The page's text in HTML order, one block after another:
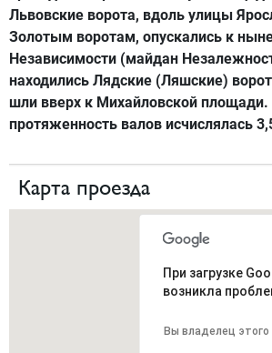
Львовские ворота, вдоль улицы
Золотым воротам, опускались к
Независимости (майдан
находились Лядские (Ляшские)
шли вверх к Михайловской
протяженность валов исчислялась
Карта проезда
При загрузке
возникла
Вы владелец этого